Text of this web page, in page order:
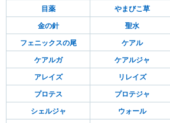
目薬 やまびこ草
金の針 聖水
フェニックスの尾 ケアル
ケアルガ ケアルジャ
アレイズ リレイズ
プロテス プロテジャ
シェルジャ ウォール